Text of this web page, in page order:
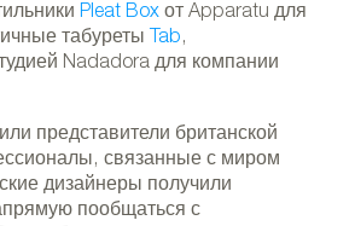
Pleat Box от Apparatu для
табуреты Tab,
Nadadora для компании
представители британской
связанные с миром
дизайнеры получили
пообщаться с